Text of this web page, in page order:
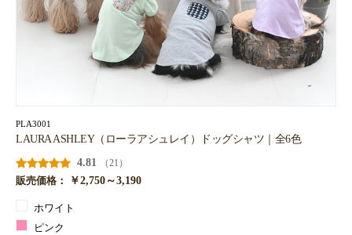
PLA3001
LAURA ASHLEY（ローラアシュレイ）ドッグシャツ｜全6色
4.81
（21）
販売価格：
￥2,750～3,190
ホワイト
ピンク